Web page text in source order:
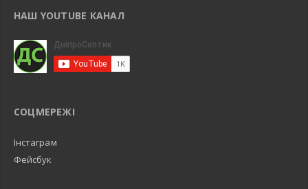
НАШ YOUTUBE КАНАЛ
СОЦМЕРЕЖІ
Інстаграм
Фейсбук